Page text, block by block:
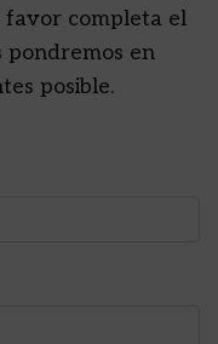
favor completa el
pondremos en
posible.